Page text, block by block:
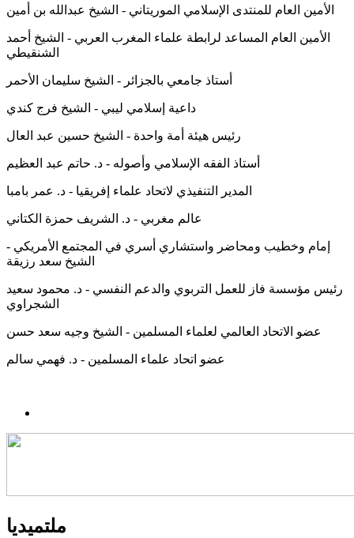
الأمين العام للمنتدى الإسلامي الموريتاني - الشيخ عبدالله بن أمين
الأمين العام المساعد لرابطة علماء المغرب العربي - الشيخ أحمد
الشنقيطي
أستاذ جامعي بالجزائر - الشيخ سليمان الأحمر
داعية إسلامي ليبي - الشيخ فرج كندي
رئيس هيئة أمة واحدة - الشيخ حسين عبد العال
أستاذ الفقه الإسلامي وأصوله - د. حاتم عبد العظيم
المدير التنفيذي لاتحاد علماء إفريقيا - د. عمر بامبا
عالم مغربي - د. الشريف حمزة الكتاني
إمام وخطيب ومحاضر واستشاري أسري في المجتمع الأمريكي -
الشيخ سعد رزيقة
رئيس مؤسسة فاز للعمل التربوي والدعم النفسي - د. محمود سعيد
الشجراوي
عضو الاتحاد العالمي لعلماء المسلمين - الشيخ وجيه سعد حسن
عضو اتحاد علماء المسلمين - د. فهمي سالم
ملتميديا